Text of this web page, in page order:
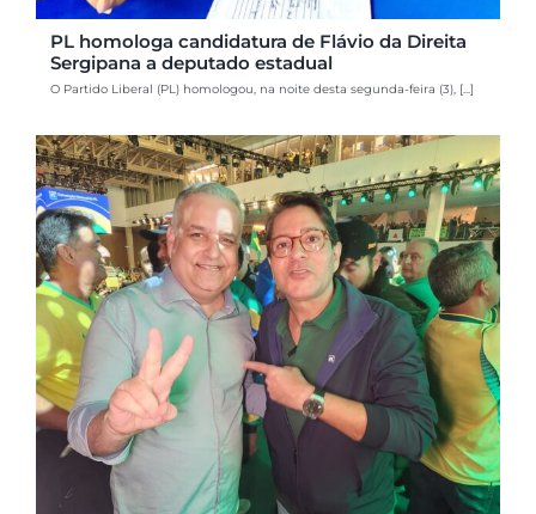
PL homologa candidatura de Flávio da Direita
Sergipana a deputado estadual
O Partido Liberal (PL) homologou, na noite desta segunda-feira (3), [...]